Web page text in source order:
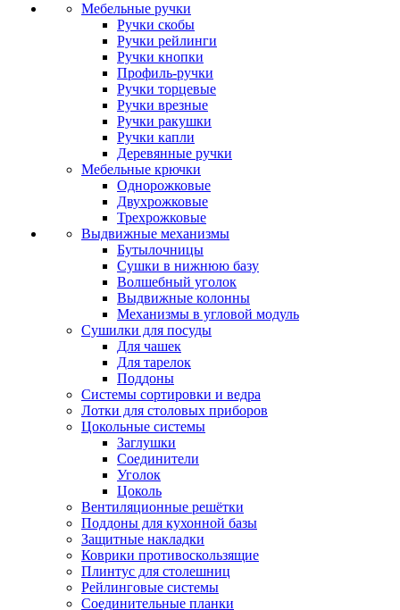
Мебельные ручки
Ручки скобы
Ручки рейлинги
Ручки кнопки
Профиль-ручки
Ручки торцевые
Ручки врезные
Ручки ракушки
Ручки капли
Деревянные ручки
Мебельные крючки
Однорожковые
Двухрожковые
Трехрожковые
Выдвижные механизмы
Бутылочницы
Сушки в нижнюю базу
Волшебный уголок
Выдвижные колонны
Механизмы в угловой модуль
Сушилки для посуды
Для чашек
Для тарелок
Поддоны
Системы сортировки и ведра
Лотки для столовых приборов
Цокольные системы
Заглушки
Соединители
Уголок
Цоколь
Вентиляционные решётки
Поддоны для кухонной базы
Защитные накладки
Коврики противоскользящие
Плинтус для столешниц
Рейлинговые системы
Соединительные планки